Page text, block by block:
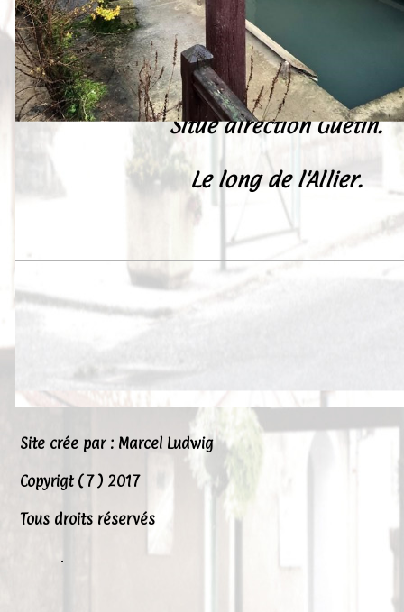
Situé direction Guétin.
Le long de l'Allier.
Site crée par : Marcel Ludwig
Copyrigt ( 7 ) 2017
Tous droits réservés
.